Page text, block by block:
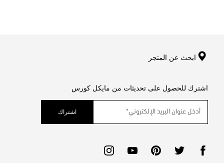
ابحث عن المتجر
اشترك للحصول على تحديثات من مايكل كورس
اشتراك